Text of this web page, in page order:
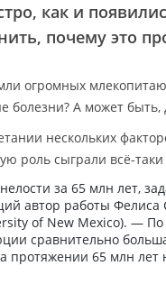
как и
почему это
огромных
болезни? А может
нескольких
роль сыграли всё-
за 65 млн лет,
автор работы Фелиса
of New Mexico). —
сравнительно
протяжении 65 млн лет